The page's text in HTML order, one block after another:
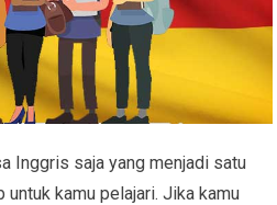
Inggris saja yang menjadi satu
untuk kamu pelajari. Jika kamu